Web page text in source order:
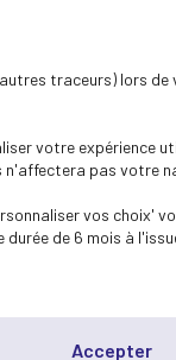
traceurs) lors
votre expérience
n'affectera pas votre
vos choix'
de 6 mois à
Accepter